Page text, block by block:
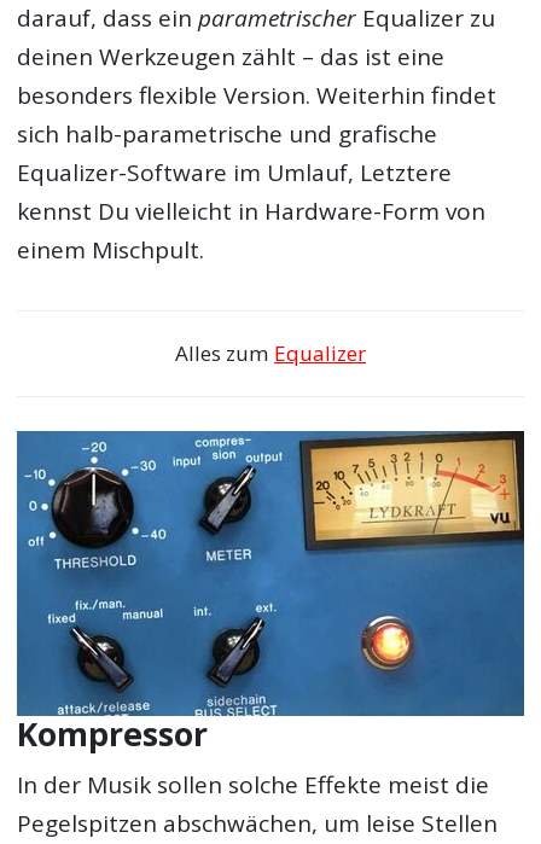
darauf, dass einparametrischer Equalizer zu
deinen Werkzeugen zählt – das ist eine
besonders flexible Version. Weiterhin findet
sich halb-parametrische und grafische
Equalizer-Software im Umlauf, Letztere
kennst Du vielleicht in Hardware-Form von
einem Mischpult.
Alles zum Equalizer
Kompressor
In der Musik sollen solche Effekte meist die
Pegelspitzen abschwächen, um leise Stellen